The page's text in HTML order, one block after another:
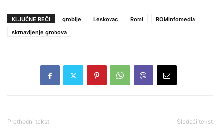
KLJUČNE REČI groblje Leskovac Romi
ROMinfomedia
skrnavljenje grobova
Prethodni tekst Sledeći tekst